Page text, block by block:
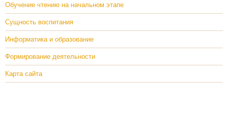
Обучение чтению на начальном этапе
Сущность воспитания
Информатика и образование
Формирование деятельности
Карта сайта